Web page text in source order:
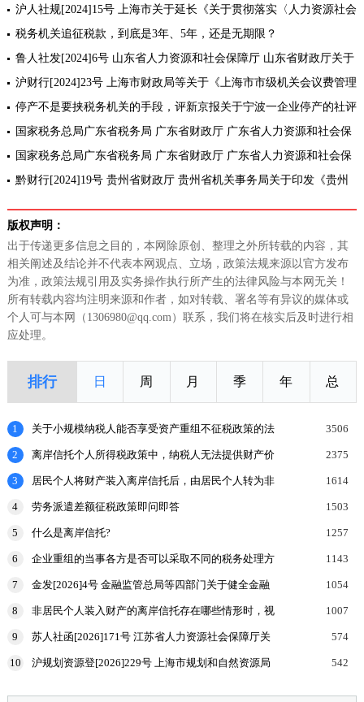
规定》的补充通知
沪人社规[2024]15号 上海市关于延长《关于贯彻落实〈人力资源社会
保障部 财政部关于机关事业单位基本养老保险关系和职业年金转移接
续若
税务机关追征税款，到底是3年、5年，还是无期限？
鲁人社发[2024]6号 山东省人力资源和社会保障厅 山东省财政厅关于
调整企业和机关事业单位建国前老工人退休待遇的通知
沪财行[2024]23号 上海市财政局等关于《上海市市级机关会议费管理
办法》的补充通知
停产不是要挟税务机关的手段，评新京报关于宁波一企业停产的社评
国家税务总局广东省税务局 广东省财政厅 广东省人力资源和社会保
障厅公告2024年第2号 国家税务总局广东省税务局等三部门关于发布
《广东
国家税务总局广东省税务局 广东省财政厅 广东省人力资源和社会保
障厅 中国人民银行广东省分行公告2024年第3号 广东省关于优化调整
黔财行[2024]19号 贵州省财政厅 贵州省机关事务局关于印发《贵州
版权声明：
出于传递更多信息之目的，本网除原创、整理之外所转载的内容，其
相关阐述及结论并不代表本网观点、立场，政策法规来源以官方发布
为准，政策法规引用及实务操作执行所产生的法律风险与本网无关！
所有转载内容均注明来源和作者，如对转载、署名等有异议的媒体或
个人可与本网（1306980@qq.com）联系，我们将在核实后及时进行相
应处理。
排行 日 周 月 季 年 总
1
关于小规模纳税人能否享受资产重组不征税政策的法
3506
2
离岸信托个人所得税政策中，纳税人无法提供财产价
2375
3
居民个人将财产装入离岸信托后，由居民个人转为非
申报表和涉
1614
4 劳务派遣差额征税政策即问即答 1503
5 什么是离岸信托? 1257
6
企业重组的当事各方是否可以采取不同的税务处理方
1143
7
金发[2026]4号 金融监管总局等四部门关于健全金融
1054
8
非居民个人装入财产的离岸信托存在哪些情形时，视
规定申报
1007
9
苏人社函[2026]171号 江苏省人力资源社会保障厅关
574
10
沪规划资源登[2026]229号 上海市规划和自然资源局
置
542